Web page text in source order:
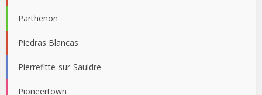
Parthenon
Piedras Blancas
Pierrefitte-sur-Sauldre
Pioneertown